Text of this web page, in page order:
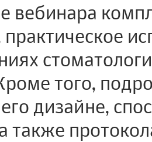
вебинара
того,
дизайне,
также